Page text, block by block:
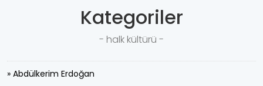
Kategoriler
- halk kültürü -
» Abdülkerim Erdoğan